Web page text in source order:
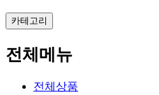
카테고리
전체메뉴
전체상품